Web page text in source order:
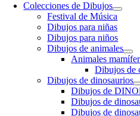
Colecciones de Dibujos
Festival de Música
Dibujos para niñas
Dibujos para niños
Dibujos de animales
Animales
Dibujos de
Dibujos de dinosaurios
Dibujos de
Dibujos de
Dibujos de